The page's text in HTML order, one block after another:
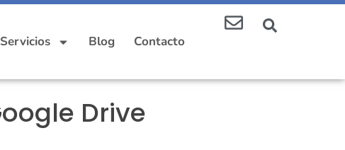
Servicios Blog Contacto
Drive